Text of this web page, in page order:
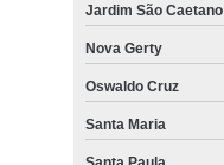
Jardim São Caetano
Nova Gerty
Oswaldo Cruz
Santa Maria